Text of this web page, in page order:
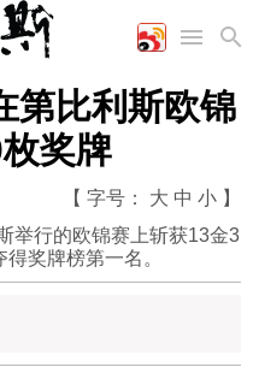
第比利斯欧锦
奖牌
【 字号： 大 中 小 】
举行的欧锦赛上斩获13金3
奖牌榜第一名。